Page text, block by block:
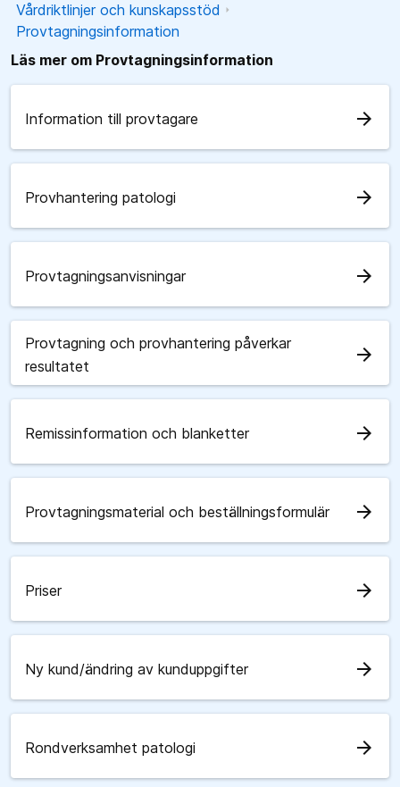
Vårdriktlinjer och kunskapsstöd
Provtagningsinformation
Läs mer om Provtagningsinformation
Information till provtagare arrow_forward
Provhantering patologi arrow_forward
Provtagningsanvisningar arrow_forward
Provtagning och provhantering påverkar
resultatet
arrow_forward
Remissinformation och blanketter arrow_forward
Provtagningsmaterial och beställningsformulär arrow_forward
Priser arrow_forward
Ny kund/ändring av kunduppgifter arrow_forward
Rondverksamhet patologi arrow_forward